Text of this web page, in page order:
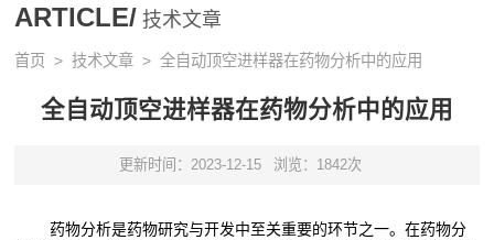
ARTICLE/ 技术文章
首页 >技术文章 > 全自动顶空进样器在药物分析中的应用
全自动顶空进样器在药物分析中的应用
更新时间：2023-12-15 浏览：1842次
药物分析是药物研究与开发中至关重要的环节之一。在药物分